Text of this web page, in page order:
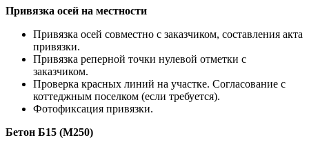
Привязка осей на местности
Привязка осей совместно с заказчиком, составления акта
привязки.
Привязка реперной точки нулевой отметки с
заказчиком.
Проверка красных линий на участке. Согласование с
коттеджным поселком (если требуется).
Фотофиксация привязки.
Бетон Б15 (М250)